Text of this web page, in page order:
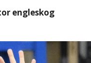
engleskog